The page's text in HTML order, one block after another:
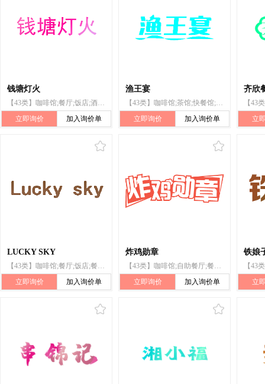
钱塘灯火
【43类】咖啡馆;餐厅;饭店;酒吧服务;酒馆;旅馆;临时住宿处预订;餐馆预订服务;冰淇淋店（店内食用）;茶馆
立即询价
加入询价单
渔王宴
【43类】咖啡馆;茶馆;快餐馆;备办宴席服务;饭店;酒吧服务;拉面馆;自助餐馆;住所代理（旅馆、供膳寄宿处）;餐馆
立即询价
加入询价单
齐欣
立
LUCKY SKY
【43类】咖啡馆;餐厅;饭店;餐馆;旅馆预订;酒吧服务;茶馆;养老院;住所代理（旅馆、供膳寄宿处）;饮料分配机出租
立即询价
加入询价单
炸鸡勋章
【43类】咖啡馆;自助餐厅;餐厅;快餐馆;酒吧服务;食物装饰;茶馆;日式餐馆服务;小酒馆服务;果汁吧
立即询价
加入询价单
铁娘
立